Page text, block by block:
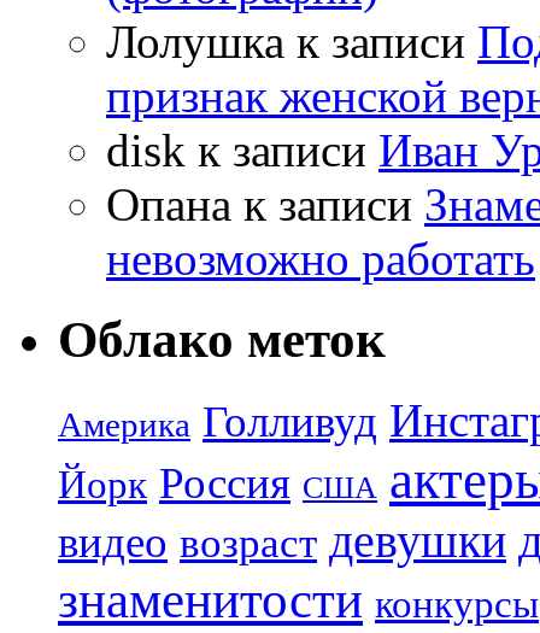
Лолушка к записи
признак женской
disk к записи Иван
Опана к записи
невозможно работать
Облако меток
Америка Голливуд
Йорк Россия США
видео возраст девушки
знаменитости конкурсы